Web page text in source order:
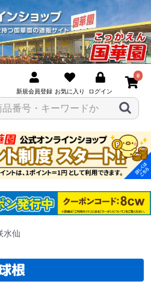
新規会員登録 お気に入り ログイン
0
水仙
根